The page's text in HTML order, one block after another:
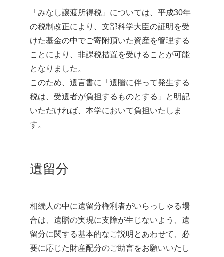
「みなし譲渡所得税」については、平成30年
の税制改正により、文部科学大臣の証明を受
けた基金の中でご寄附頂いた資産を管理する
ことにより、非課税措置を受けることが可能
となりました。
このため、遺言書に「遺贈に伴って発生する
税は、受遺者が負担するものとする」と明記
いただければ、本学において負担いたしま
す。
遺留分
相続人の中に遺留分権利者がいらっしゃる場
合は、遺贈の実現に支障が生じないよう、遺
留分に関する基本的なご説明とあわせて、必
要に応じた財産配分のご助言をお願いいたし